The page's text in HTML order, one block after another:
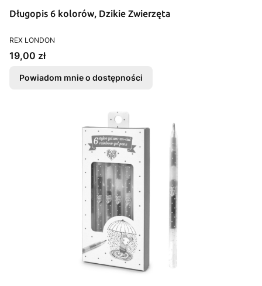
Długopis 6 kolorów, Dzikie Zwierzęta
PRODUCENT
REX LONDON
Cena
19,00 zł
Powiadom mnie o dostępności